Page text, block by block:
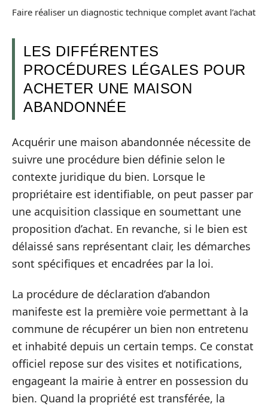
Faire réaliser un diagnostic technique complet avant l’achat
LES DIFFÉRENTES
PROCÉDURES LÉGALES POUR
ACHETER UNE MAISON
ABANDONNÉE
Acquérir une maison abandonnée nécessite de
suivre une procédure bien définie selon le
contexte juridique du bien. Lorsque le
propriétaire est identifiable, on peut passer par
une acquisition classique en soumettant une
proposition d’achat. En revanche, si le bien est
délaissé sans représentant clair, les démarches
sont spécifiques et encadrées par la loi.
La procédure de déclaration d’abandon
manifeste est la première voie permettant à la
commune de récupérer un bien non entretenu
et inhabité depuis un certain temps. Ce constat
officiel repose sur des visites et notifications,
engageant la mairie à entrer en possession du
bien. Quand la propriété est transférée, la